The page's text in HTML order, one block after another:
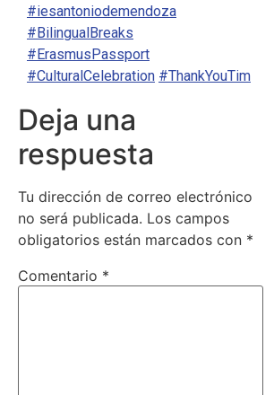
#iesantoniodemendoza
#BilingualBreaks
#ErasmusPassport
#CulturalCelebration #ThankYouTim
Deja una
respuesta
Tu dirección de correo electrónico
no será publicada. Los campos
obligatorios están marcados con *
Comentario *